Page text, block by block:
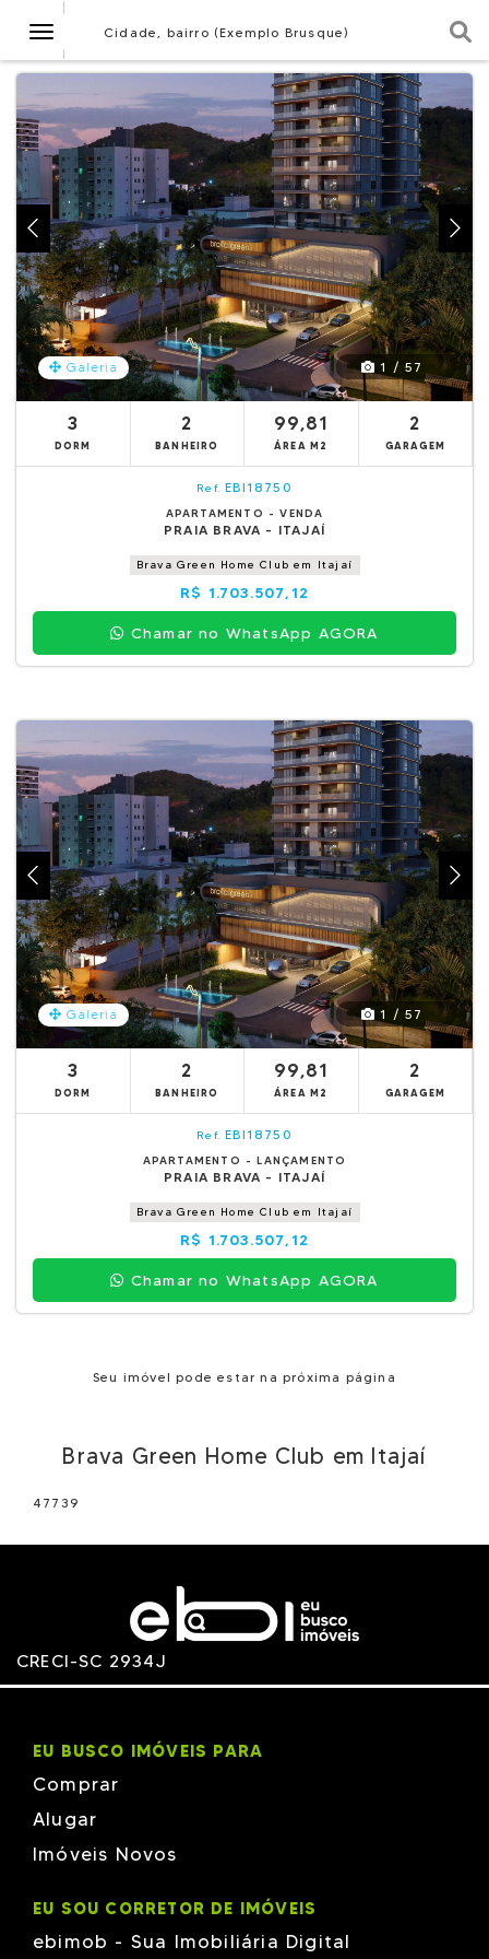
NavegaçãoCidade, bairro (Exemplo Brusque)
Galeria 1 / 57
3
DORM
2
BANHEIRO
99,81
ÁREA M2
2
GARAGEM
Ref. EBI18750
APARTAMENTO - VENDA
PRAIA BRAVA - ITAJAÍ
Brava Green Home Club em Itajaí
R$ 1.703.507,12
Chamar no WhatsApp AGORA
Galeria 1 / 57
3
DORM
2
BANHEIRO
99,81
ÁREA M2
2
GARAGEM
Ref. EBI18750
APARTAMENTO - LANÇAMENTO
PRAIA BRAVA - ITAJAÍ
Brava Green Home Club em Itajaí
R$ 1.703.507,12
Chamar no WhatsApp AGORA
Seu imóvel pode estar na próxima página
Brava Green Home Club em Itajaí
47739
CRECI-SC 2934J
EU BUSCO IMÓVEIS PARA
Comprar
Alugar
Imóveis Novos
EU SOU CORRETOR DE IMÓVEIS
ebimob - Sua Imobiliária Digital